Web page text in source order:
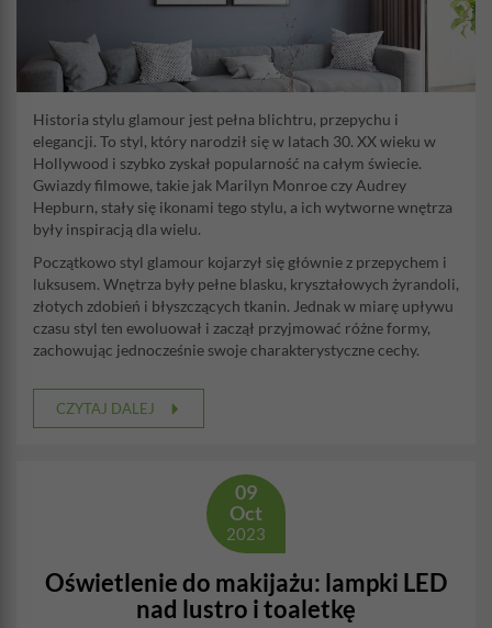
Historia stylu glamour jest pełna blichtru, przepychu i
elegancji. To styl, który narodził się w latach 30. XX wieku w
Hollywood i szybko zyskał popularność na całym świecie.
Gwiazdy filmowe, takie jak Marilyn Monroe czy Audrey
Hepburn, stały się ikonami tego stylu, a ich wytworne wnętrza
były inspiracją dla wielu.
Początkowo styl glamour kojarzył się głównie z przepychem i
luksusem. Wnętrza były pełne blasku, kryształowych żyrandoli,
złotych zdobień i błyszczących tkanin. Jednak w miarę upływu
czasu styl ten ewoluował i zaczął przyjmować różne formy,
zachowując jednocześnie swoje charakterystyczne cechy.
CZYTAJ DALEJ
09
Oct
2023
Oświetlenie do makijażu: lampki LED
nad lustro i toaletkę